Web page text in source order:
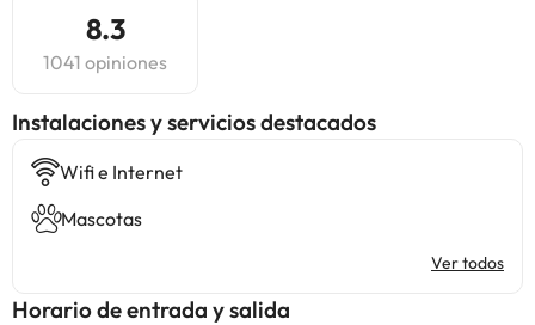
8.3
1041 opiniones
Instalaciones y servicios destacados
Wifi e Internet
Mascotas
Ver todos
Horario de entrada y salida